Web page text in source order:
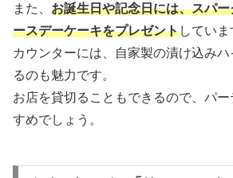
また、 お誕生日や記念日には、スパ
ースデーケーキをプレゼントしていま
カウンターには、自家製の漬け込み
るのも魅力です。
お店を貸切ることもできるので、パ
すめでしょう。